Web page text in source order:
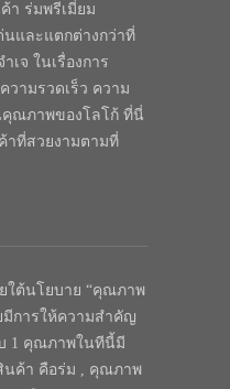
า ร่มพรีเมี่ยม
นและแตกต่างกว่าที่
เจ ในเรื่องการ
ามรวดเร็ว ความ
คุณภาพของโลโก้ ที่นี่
าที่สวยงามตามที่
ใต้นโยบาย “คุณภาพ
การให้ความสำคัญ
1 คุณภาพในทีนี้มี
นค้า คือร่ม , คุณภาพ